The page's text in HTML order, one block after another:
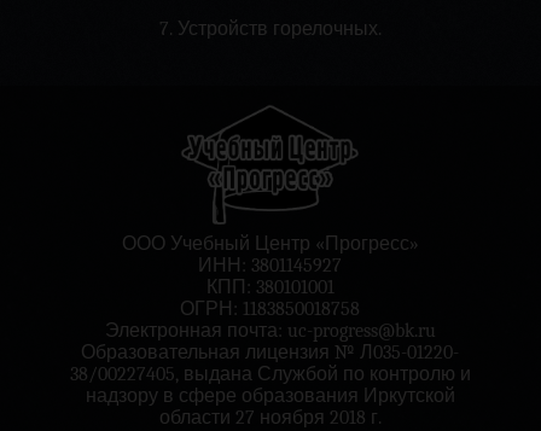
7. Устройств горелочных.
ООО Учебный Центр «Прогресс»
ИНН: 3801145927
КПП: 380101001
ОГРН: 1183850018758
Электронная почта: uc-progress@bk.ru
Образовательная лицензия № Л035-01220-
38/00227405, выдана Службой по контролю и
надзору в сфере образования Иркутской
области 27 ноября 2018 г.